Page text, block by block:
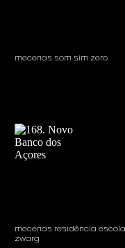
mecenas som sim zero
mecenas residência
zwarg